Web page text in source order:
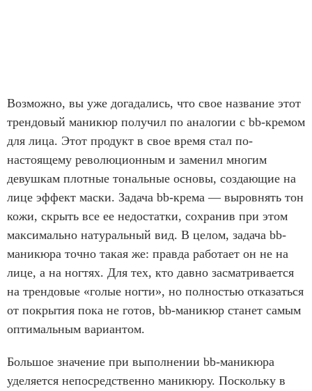
Возможно, вы уже догадались, что свое название этот
трендовый маникюр получил по аналогии с bb-кремом
для лица. Этот продукт в свое время стал по-
настоящему революционным и заменил многим
девушкам плотные тональные основы, создающие на
лице эффект маски. Задача bb-крема — выровнять тон
кожи, скрыть все ее недостатки, сохранив при этом
максимально натуральный вид. В целом, задача bb-
маникюра точно такая же: правда работает он не на
лице, а на ногтях. Для тех, кто давно засматривается
на трендовые «голые ногти», но полностью отказаться
от покрытия пока не готов, bb-маникюр станет самым
оптимальным вариантом.
Большое значение при выполнении bb-маникюра
уделяется непосредственно маникюру. Поскольку в